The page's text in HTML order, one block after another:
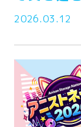
2026.03.12